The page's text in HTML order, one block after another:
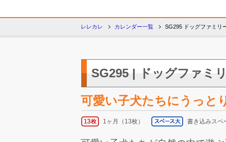
レレカレ カレンダー一覧 SG295 ドッグファミリ
SG295 | ドッグファミ
可愛い子犬たちにうっと
1ヶ月（13枚） 書き込みスペ